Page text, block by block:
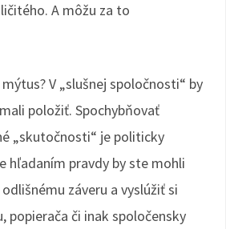
A môžu za to
V „slušnej spoločnosti“ by
položiť. Spochybňovať
„skutočnosti“ je politicky
hľadaním pravdy by ste mohli
záveru a vyslúžiť si
popierača či inak spoločensky